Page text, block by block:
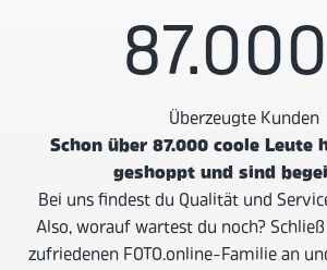
87.000
Überzeugte Kunden
Schon über 87.000 coole Leute
geshoppt und sind
Bei uns findest du Qualität und
Also, worauf wartest du noch?
zufriedenen FOTO.online-Familie an